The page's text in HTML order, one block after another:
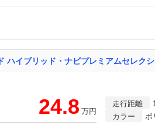
24.8 万円
走行距離
カラー
ポ